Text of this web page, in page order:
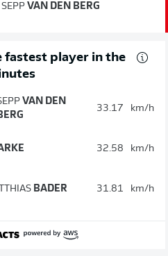
SEPP VAN DEN BERG
fastest player in the
VAN DEN
33.17 km/h
32.58 km/h
BADER 31.81 km/h